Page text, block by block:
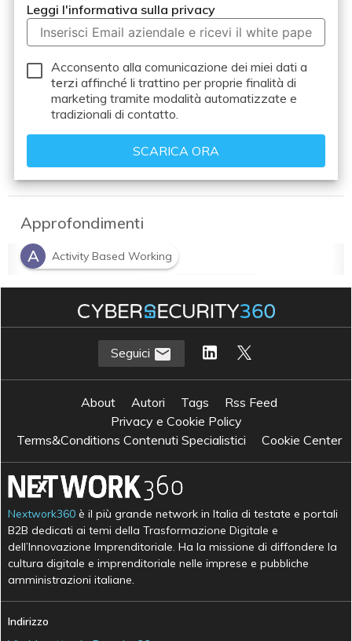
Leggi l'informativa sulla privacy
Acconsento alla comunicazione dei miei dati a
terzi affinché li trattino per proprie finalità di
marketing tramite modalità automatizzate e
tradizionali di contatto.
Approfondimenti
A
Activity Based Working
H Human Centricity L lavoro ibrido
Seguici
About Autori Tags
Rss Feed
Privacy e Cookie Policy
Terms&Conditions Contenuti Specialistici
Cookie Center
Nextwork360 è il più grande network in Italia di testate e portali
B2B dedicati ai temi della Trasformazione Digitale e
dell’Innovazione Imprenditoriale. Ha la missione di diffondere la
cultura digitale e imprenditoriale nelle imprese e pubbliche
amministrazioni italiane.
Indirizzo